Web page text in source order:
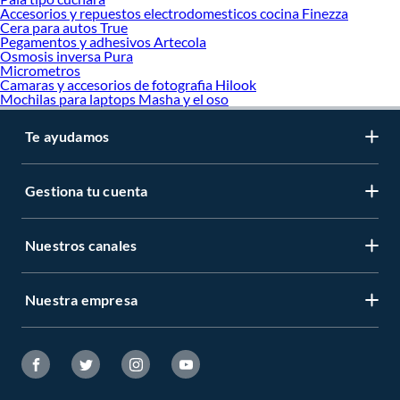
Sabanilla y pañales para perros
Suplementos y vitaminas para perros
Accesorios y repuestos electrodomesticos cocina Finezza
Cera para autos True
Pegamentos y adhesivos Artecola
Osmosis inversa Pura
Micrometros
Camaras y accesorios de fotografia Hilook
Mochilas para laptops Masha y el oso
Te ayudamos
Gestiona tu cuenta
Nuestros canales
Nuestra empresa